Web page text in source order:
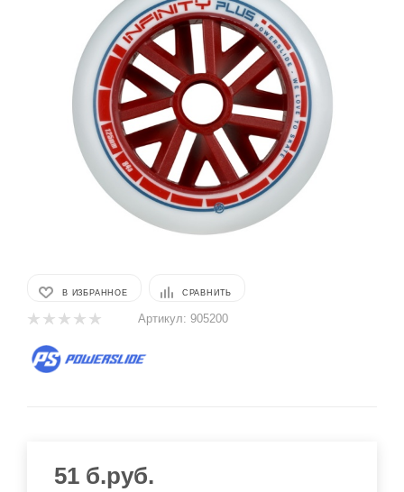
В ИЗБРАННОЕ СРАВНИТЬ
Артикул: 905200
51 б.руб.